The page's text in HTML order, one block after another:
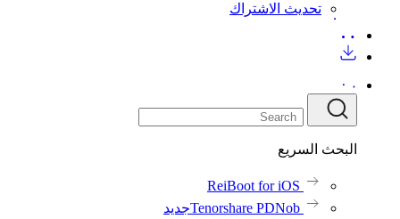
تحديث الاشتراك
البحث السريع
ReiBoot for iOS
Tenorshare PDNobجديد